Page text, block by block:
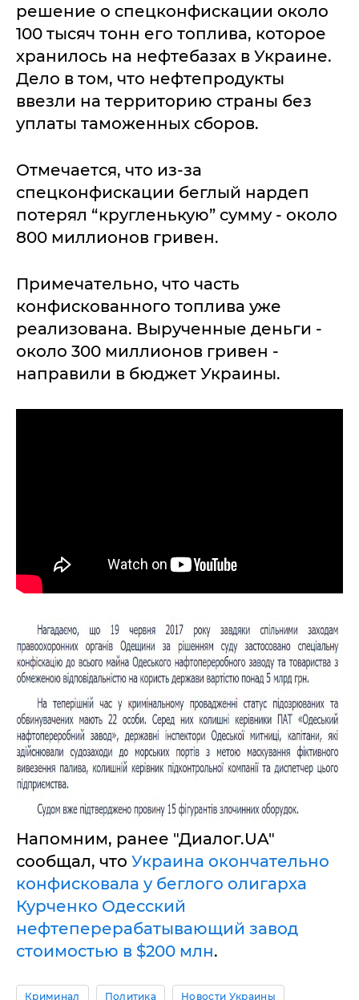
решение о спецконфискации около
100 тысяч тонн его топлива, которое
хранилось на нефтебазах в Украине.
Дело в том, что нефтепродукты
ввезли на территорию страны без
уплаты таможенных сборов.
Отмечается, что из-за
спецконфискации беглый нардеп
потерял “кругленькую” сумму - около
800 миллионов гривен.
Примечательно, что часть
конфискованного топлива уже
реализована. Вырученные деньги -
около 300 миллионов гривен -
направили в бюджет Украины.
Напомним, ранее "Диалог.UA"
сообщал, что Украина окончательно
конфисковала у беглого олигарха
Курченко Одесский
нефтеперерабатывающий завод
стоимостью в $200 млн.
Криминал Политика Новости Украины